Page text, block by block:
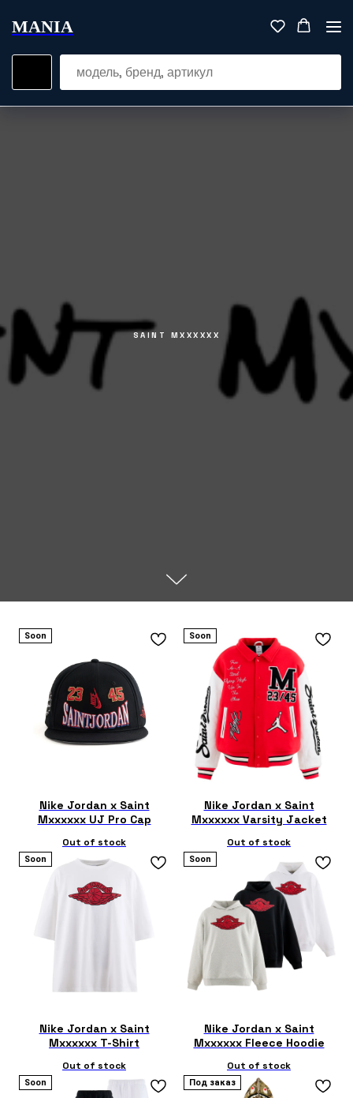
MANIA
SAINT MXXXXXX
Soon
Nike Jordan x Saint
Mxxxxxx UJ Pro Cap
Out of stock
Soon
Nike Jordan x Saint
Mxxxxxx Varsity Jacket
Out of stock
Soon
Nike Jordan x Saint
Mxxxxxx T-Shirt
Out of stock
Soon
Nike Jordan x Saint
Mxxxxxx Fleece Hoodie
Out of stock
Soon Под заказ